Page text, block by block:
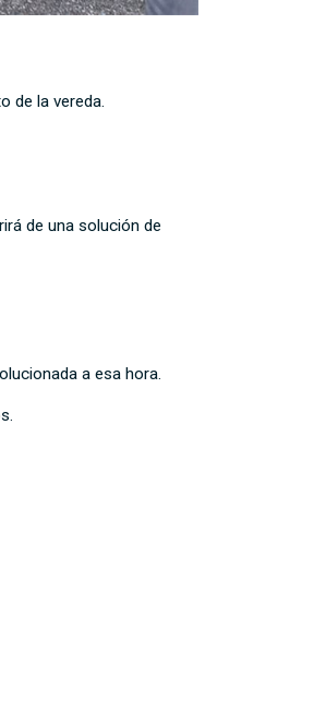
de la vereda.
de una solución de
a esa hora.